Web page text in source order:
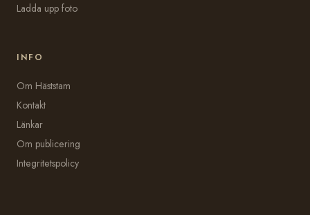
Ladda upp foto
INFO
Om Häststam
Kontakt
Länkar
Om publicering
Integritetspolicy